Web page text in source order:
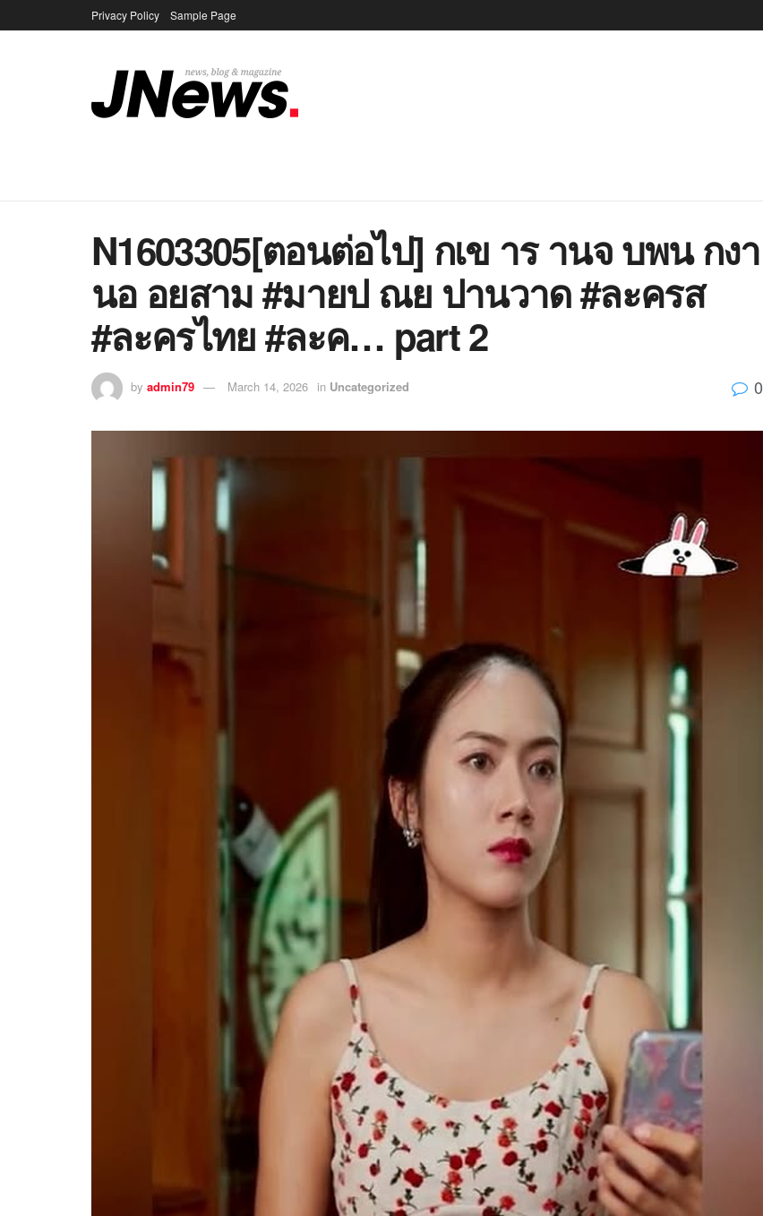
Privacy Policy Sample Page
N1603305[ตอนต่อไป] กเข าร านจ บพน กงา
นอ อยสาม #มายป ณย ปานวาด #ละครส
#ละครไทย #ละค… part 2
by admin79 March 14, 2026 in Uncategorized 0